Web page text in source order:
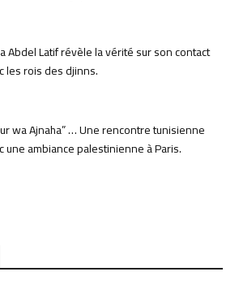
Abdel Latif révèle la vérité sur son contact
les rois des djinns.
wa Ajnaha” … Une rencontre tunisienne
une ambiance palestinienne à Paris.